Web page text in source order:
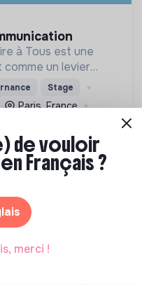
à Tous est une
comme un levier
triple crise
pollution.
Stage
Paris, France
de vouloir
Français ?
merci !